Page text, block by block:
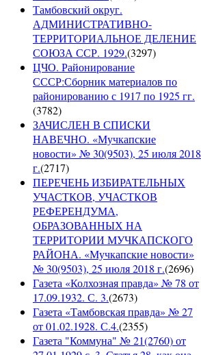
Тамбовский округ.
АДМИНИСТРАТИВНО-
ТЕРРИТОРИАЛЬНОЕ ДЕЛЕНИЕ
СОЮЗА ССР. 1929.(3297)
ЦЧО. Районирование
СССР:Сборник материалов по
районированию с 1917 по 1925 гг.
(3782)
ЗАЧИСЛЕН В СПИСКИ
НАВЕЧНО. «Мучкапские
новости» № 30(9503), 25 июля 2018
г.(2717)
ПЕРЕЧЕНЬ ИЗБИРАТЕЛЬНЫХ
УЧАСТКОВ, УЧАСТКОВ
РЕФЕРЕНДУМА,
ОБРАЗОВАННЫХ НА
ТЕРРИТОРИИ МУЧКАПСКОГО
РАЙОНА. «Мучкапские новости»
№ 30(9503), 25 июля 2018 г.(2696)
Газета «Колхозная правда» № 78 от
17.09.1932. С. 3.(2673)
Газета «Тамбовская правда» № 27
от 01.02.1928. С.4.(2355)
Газета "Коммуна" № 21(2760) от